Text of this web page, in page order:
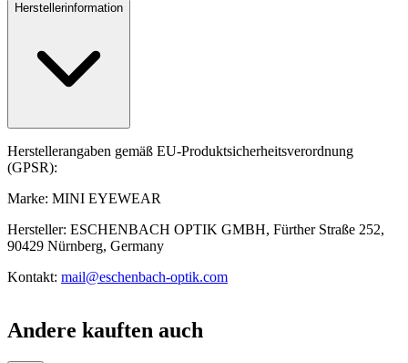
Herstellerinformation
Herstellerangaben gemäß EU-Produktsicherheitsverordnung
(GPSR):
Marke: MINI EYEWEAR
Hersteller: ESCHENBACH OPTIK GMBH, Fürther Straße 252,
90429 Nürnberg, Germany
Kontakt: mail@eschenbach-optik.com
Andere kauften auch